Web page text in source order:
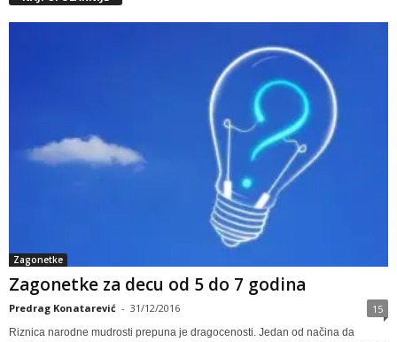
Zagonetke
Zagonetke za decu od 5 do 7 godina
Predrag Konatarević - 31/12/2016 15
Riznica narodne mudrosti prepuna je dragocenosti. Jedan od načina da